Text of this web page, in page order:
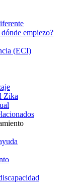
empiezo?
(ECI)
Zika